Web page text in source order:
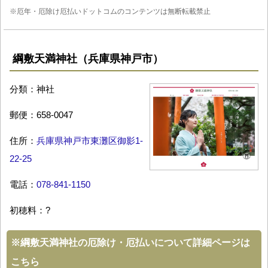
※厄年・厄除け厄払いドットコムのコンテンツは無断転載禁止
綱敷天満神社（兵庫県神戸市）
分類：神社
郵便：658-0047
住所： 兵庫県神戸市東灘区御影1-
22-25
電話： 078-841-1150
初穂料：?
※綱敷天満神社の厄除け・厄払いについて詳細ページは
こちら